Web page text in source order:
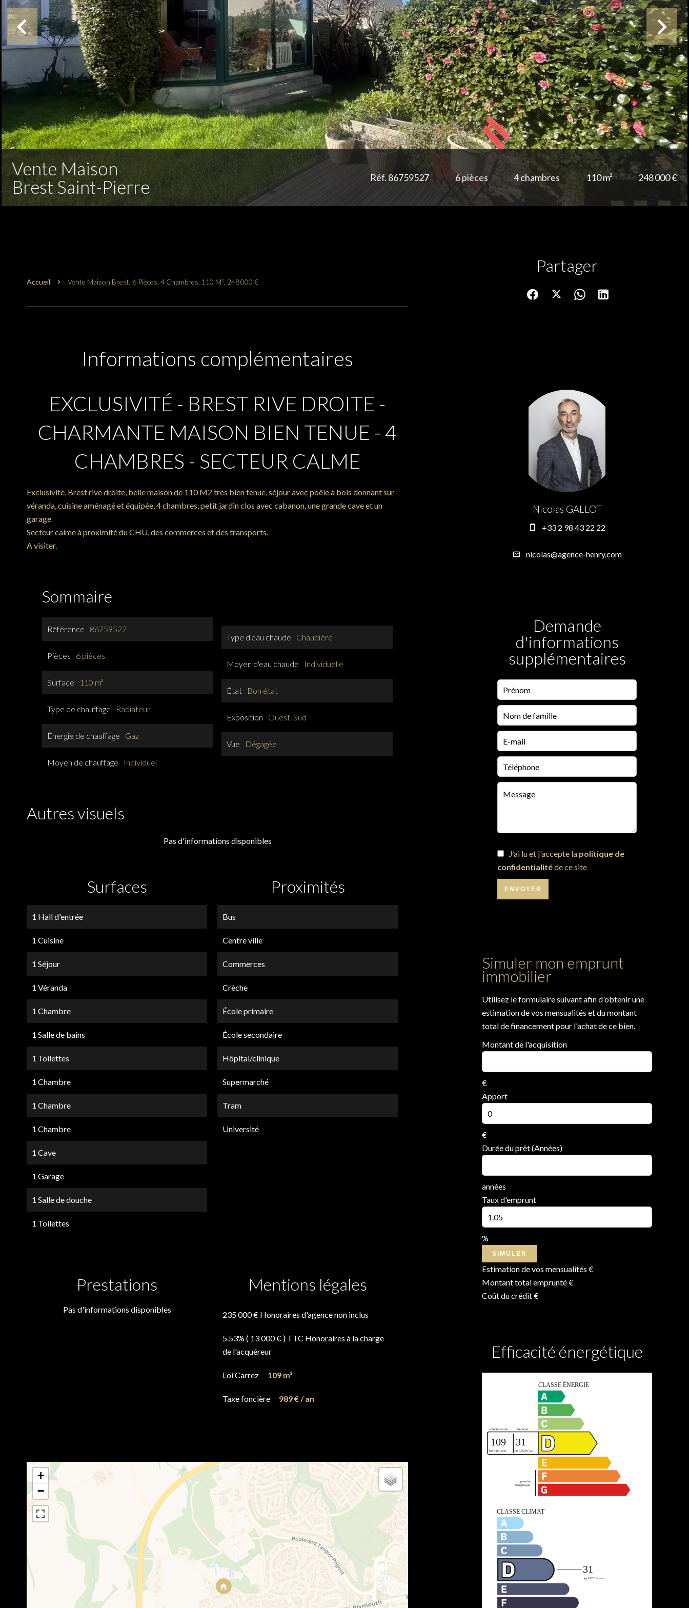
Vente Maison
Brest Saint-Pierre
Réf. 86759527 6 pièces 4 chambres 110 m² 248 000 €
Accueil Vente Maison Brest, 6 Pièces, 4 Chambres, 110 M², 248 000 €
Informations complémentaires
EXCLUSIVITÉ - BREST RIVE DROITE -
CHARMANTE MAISON BIEN TENUE - 4
CHAMBRES - SECTEUR CALME
Exclusivité, Brest rive droite, belle maison de 110 M2 très bien tenue, séjour avec poêle à bois donnant sur
véranda, cuisine aménagé et équipée, 4 chambres, petit jardin clos avec cabanon, une grande cave et un
garage
Secteur calme à proximité du CHU, des commerces et des transports.
A visiter.
Sommaire
Référence 86759527
Pièces 6 pièces
Surface 110 m²
Type de chauffage Radiateur
Énergie de chauffage Gaz
Moyen de chauffage Individuel
Type d'eau chaude Chaudière
Moyen d'eau chaude Individuelle
État Bon état
Exposition Ouest, Sud
Vue Dégagée
Autres visuels
Pas d'informations disponibles
Surfaces
1 Hall d'entrée
1 Cuisine
1 Séjour
1 Véranda
1 Chambre
1 Salle de bains
1 Toilettes
1 Chambre
1 Chambre
1 Chambre
1 Cave
1 Garage
1 Salle de douche
1 Toilettes
Proximités
Bus
Centre ville
Commerces
Crèche
École primaire
École secondaire
Hôpital/clinique
Supermarché
Tram
Université
Prestations
Pas d'informations disponibles
Mentions légales
235 000 € Honoraires d'agence non inclus
5.53% ( 13 000 € ) TTC Honoraires à la charge
de l'acquéreur
Loi Carrez 109 m²
Taxe foncière 989 € / an
+
−
Partager
Nicolas GALLOT
+33 2 98 43 22 22
nicolas@agence-henry.com
Demande
d'informations
supplémentaires
J’ai lu et j'accepte la politique de
confidentialitéde ce site
ENVOYER
Simuler mon emprunt
immobilier
Utilisez le formulaire suivant afin d'obtenir une
estimation de vos mensualités et du montant
total de financement pour l'achat de ce bien.
Montant de l'acquisition
€
Apport
€
Durée du prêt (Années)
années
Taux d'emprunt
%
SIMULER
Estimation de vos mensualités €
Montant total emprunté€
Coût du crédit€
Efficacité énergétique